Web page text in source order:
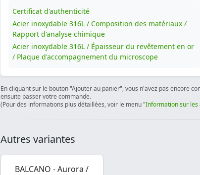
Certificat d'authenticité
Acier inoxydable 316L / Composition des matériaux /
Rapport d'analyse chimique
Acier inoxydable 316L / Épaisseur du revêtement en or
/ Plaque d'accompagnement du microscope
En cliquant sur le bouton "Ajouter au panier", vous n'avez pas encore
ensuite passer votre commande.
(Pour des informations plus détaillées, voir le menu "Information sur les
Autres variantes
BALCANO - Aurora /